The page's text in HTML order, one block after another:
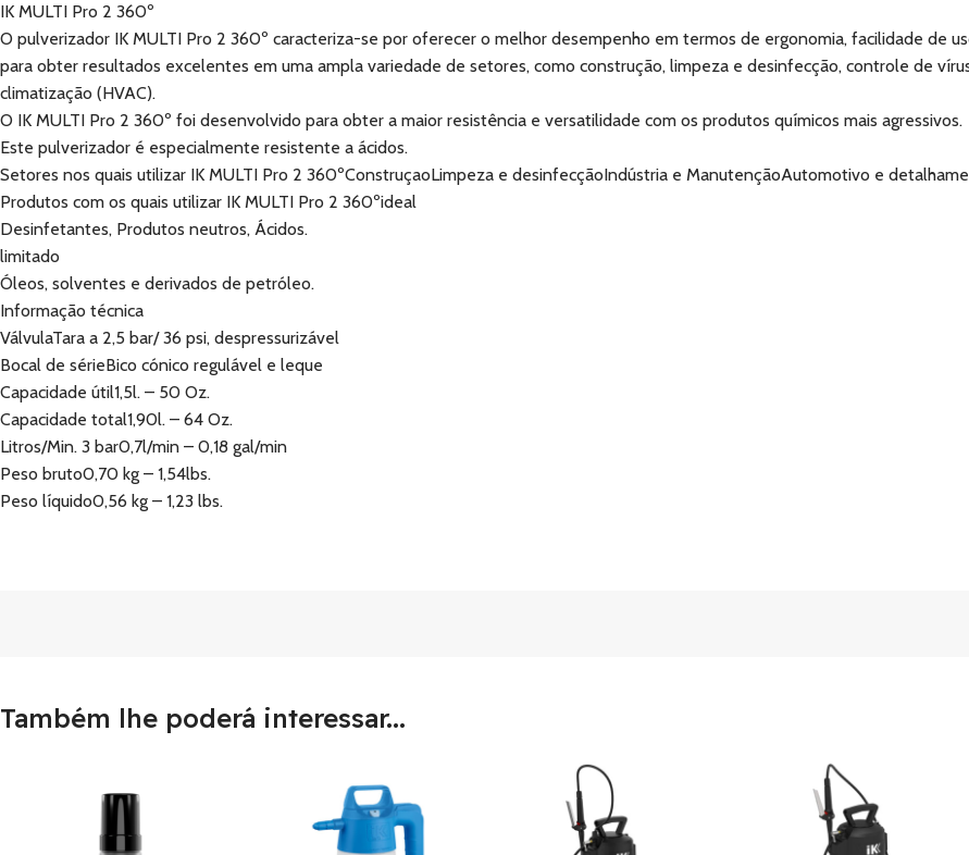
IK MULTI Pro 2 360º
O pulverizador IK MULTI Pro 2 360º caracteriza-se por oferecer o melhor desempenho em termos de ergonomia, facilidade de
para obter resultados excelentes em uma ampla variedade de setores, como construção, limpeza e desinfecção, controle de
climatização (HVAC).
O IK MULTI Pro 2 360º foi desenvolvido para obter a maior resistência e versatilidade com os produtos químicos mais agressivos.
Este pulverizador é especialmente resistente a ácidos.
Setores nos quais utilizar IK MULTI Pro 2 360ºConstruçaoLimpeza e desinfecçãoIndústria e ManutençãoAutomotivo e
Produtos com os quais utilizar IK MULTI Pro 2 360ºideal
Desinfetantes, Produtos neutros, Ácidos.
limitado
Óleos, solventes e derivados de petróleo.
Informação técnica
VálvulaTara a 2,5 bar/ 36 psi, despressurizável
Bocal de sérieBico cónico regulável e leque
Capacidade útil1,5l. – 50 Oz.
Capacidade total1,90l. – 64 Oz.
Litros/Min. 3 bar0,7l/min – 0,18 gal/min
Peso bruto0,70 kg – 1,54lbs.
Peso líquido0,56 kg – 1,23 lbs.
Também lhe poderá interessar...